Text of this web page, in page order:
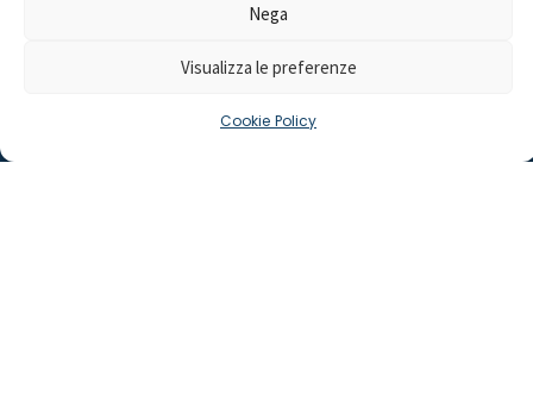
Nega
Visualizza le preferenze
Cookie Policy